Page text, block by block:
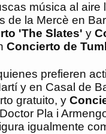
música al
de la Mercè en
'The Slates' y
Concierto de
prefieren
y en Casal de
gratuito, y
Pla i
igualmente